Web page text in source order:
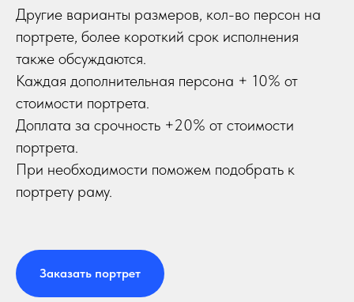
Другие варианты размеров, кол-во персон на
портрете, более короткий срок исполнения
также обсуждаются.
Каждая дополнительная персона + 10% от
стоимости портрета.
Доплата за срочность +20% от стоимости
портрета.
При необходимости поможем подобрать к
портрету раму.
Заказать портрет